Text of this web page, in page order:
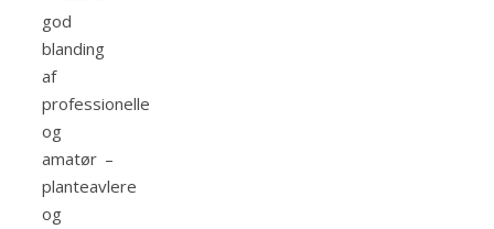
god
blanding
af
professionelle
og
amatør –
planteavlere
og